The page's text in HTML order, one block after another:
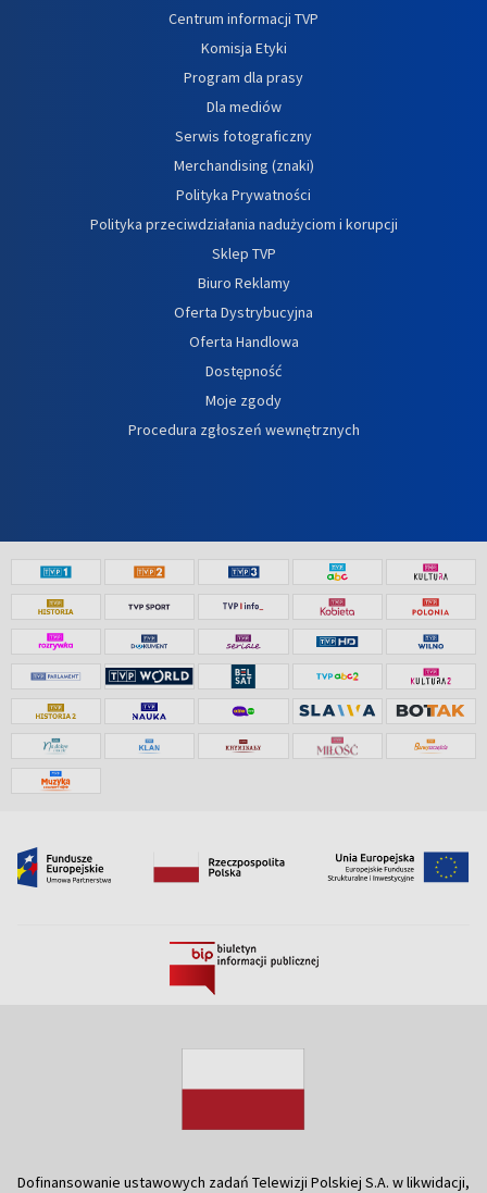
Centrum informacji TVP
Komisja Etyki
Program dla prasy
Dla mediów
Serwis fotograficzny
Merchandising (znaki)
Polityka Prywatności
Polityka przeciwdziałania nadużyciom i korupcji
Sklep TVP
Biuro Reklamy
Oferta Dystrybucyjna
Oferta Handlowa
Dostępność
Moje zgody
Procedura zgłoszeń wewnętrznych
Dofinansowanie ustawowych zadań Telewizji Polskiej S.A. w likwidacji,